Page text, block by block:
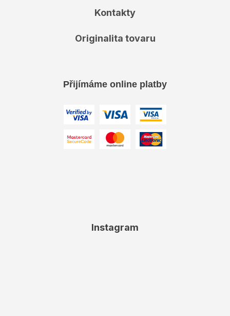
Kontakty
Originalita tovaru
Přijímáme online platby
Instagram